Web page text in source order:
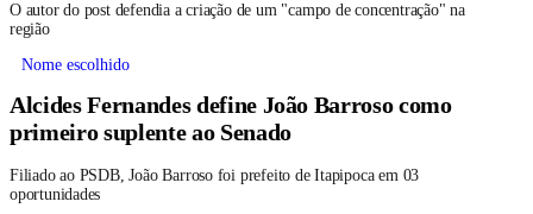
O autor do post defendia a criação de um "campo de concentração" na
região
Nome escolhido
Alcides Fernandes define João Barroso como
primeiro suplente ao Senado
Filiado ao PSDB, João Barroso foi prefeito de Itapipoca em 03
oportunidades